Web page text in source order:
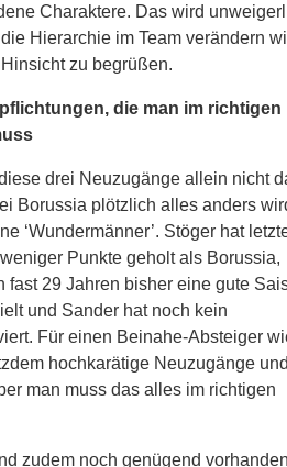
Charaktere. Das wird
Hierarchie im Team verändern
zu begrüßen.
die man im richtigen
drei Neuzugänge allein nicht
Borussia plötzlich alles anders
‘Wundermänner’. Stöger hat
Punkte geholt als Borussia,
fast 29 Jahren bisher eine gute
und Sander hat noch kein
Für einen Beinahe-Absteiger
hochkarätige Neuzugänge
man muss das alles im richtigen
zudem noch genügend